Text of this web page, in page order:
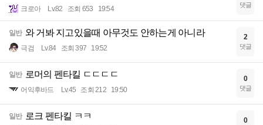
크로아 Lv.82 조회 653 19:54 댓글
일반 와 거봐 지고있을때 아무것도 안하는게 아니라
극검 Lv.84 조회 397 19:52
2
댓글
일반 로머의 펜타킬 ㄷㄷㄷㄷ
어익후바드 Lv.45 조회 212 19:50
0
댓글
일반 로크 펜타킬 ㅋㅋ 0